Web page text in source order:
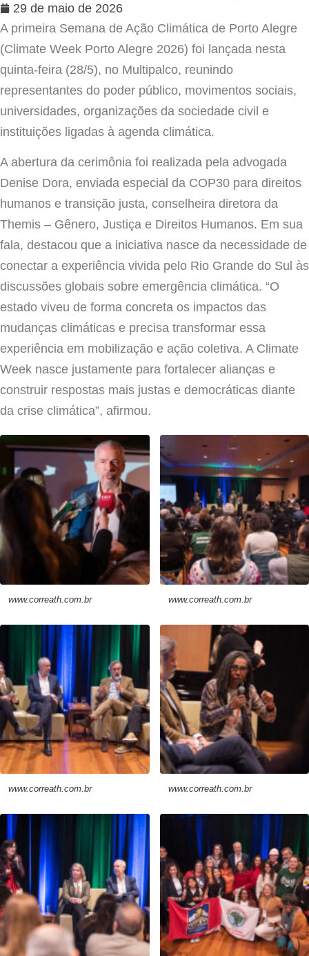
29 de maio de 2026
A primeira Semana de Ação Climática de Porto Alegre
(Climate Week Porto Alegre 2026) foi lançada nesta
quinta-feira (28/5), no Multipalco, reunindo
representantes do poder público, movimentos sociais,
universidades, organizações da sociedade civil e
instituições ligadas à agenda climática.
A abertura da cerimônia foi realizada pela advogada
Denise Dora, enviada especial da COP30 para direitos
humanos e transição justa, conselheira diretora da
Themis – Gênero, Justiça e Direitos Humanos. Em sua
fala, destacou que a iniciativa nasce da necessidade de
conectar a experiência vivida pelo Rio Grande do Sul às
discussões globais sobre emergência climática. “O
estado viveu de forma concreta os impactos das
mudanças climáticas e precisa transformar essa
experiência em mobilização e ação coletiva. A Climate
Week nasce justamente para fortalecer alianças e
construir respostas mais justas e democráticas diante
da crise climática”, afirmou.
www.correath.com.br www.correath.com.br
www.correath.com.br www.correath.com.br